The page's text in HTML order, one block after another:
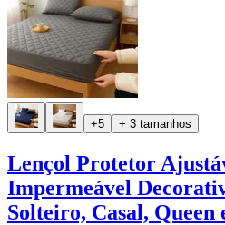
+5 + 3 tamanhos
Lençol Protetor
Impermeável
Solteiro, Casal, Queen